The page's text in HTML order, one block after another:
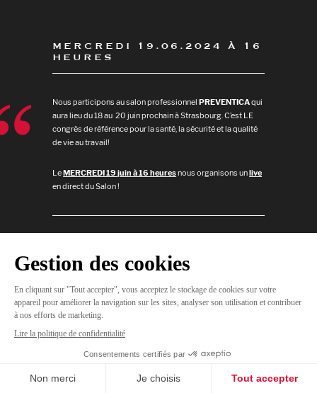
0
JE
M'INSCRIS
MERCREDI 19.06.2024 À 16
HEURES
Nous participons au salon professionnelPREVENTICAqui
aura lieu du 18 au 20 juin prochain à Strasbourg. C’est LE
congrès de référence pour la santé, la sécurité et la qualité
de vie au travail!
LeMERCREDI 19 juin à 16 heuresnous organisons unlive
en direct du Salon !